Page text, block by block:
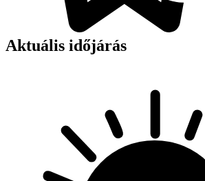
Aktuális időjárás